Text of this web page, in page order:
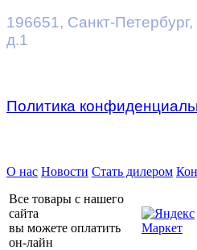
196651, Санкт-Петербург,
д.1
Политика
О нас Новости Стать дилером
Все товары с нашего
сайта
вы можете оплатить
он-лайн